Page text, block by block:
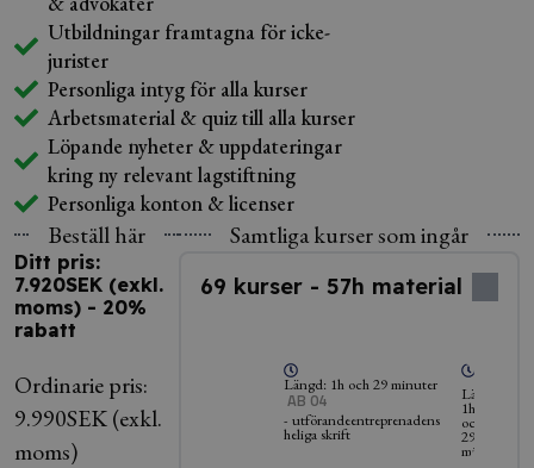
Utbildningar framtagna för icke-
jurister
Personliga intyg för alla kurser
Arbetsmaterial & quiz till alla kurser
Löpande nyheter & uppdateringar
kring ny relevant lagstiftning
Personliga konton & licenser
Beställ här
Ditt pris:
7.920SEK (exkl.
moms) - 20%
rabatt
Ordinarie pris:
9.990SEK (exkl.
moms)
Samtliga kurser som ingår
69 kurser - 57h material
Längd: 1h och 29 minuter
AB 04
- utförandeentreprenadens
heliga skrift
Längd:
1h
och
29
minuter